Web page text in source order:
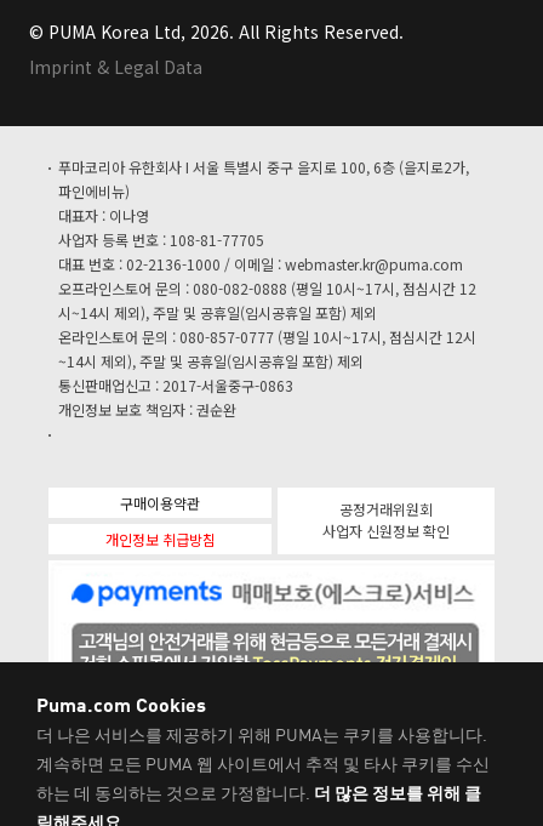
© PUMA Korea Ltd, 2026. All Rights Reserved.
Imprint & Legal Data
푸마코리아 유한회사 I 서울 특별시 중구 을지로 100, 6층 (을지로2가,
파인에비뉴)
대표자 : 이나영
사업자 등록 번호 : 108-81-77705
대표 번호 : 02-2136-1000 / 이메일 :webmaster.kr@puma.com
오프라인스토어 문의 : 080-082-0888 (평일 10시~17시, 점심시간 12
시~14시 제외), 주말 및 공휴일(임시공휴일 포함) 제외
온라인스토어 문의 : 080-857-0777 (평일 10시~17시, 점심시간 12시
~14시 제외), 주말 및 공휴일(임시공휴일 포함) 제외
통신판매업신고 : 2017-서울중구-0863
개인정보 보호 책임자 : 권순완
구매이용약관
개인정보 취급방침
공정거래위원회
사업자 신원정보 확인